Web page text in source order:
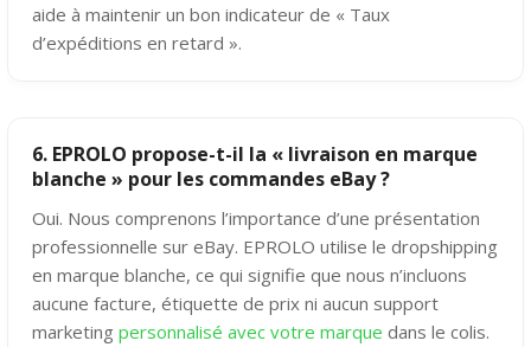
aide à maintenir un bon indicateur de « Taux
d’expéditions en retard ».
6. EPROLO propose-t-il la « livraison en marque
blanche » pour les commandes eBay ?
Oui. Nous comprenons l’importance d’une présentation
professionnelle sur eBay. EPROLO utilise le dropshipping
en marque blanche, ce qui signifie que nous n’incluons
aucune facture, étiquette de prix ni aucun support
marketing personnalisé avec votre marque dans le colis.